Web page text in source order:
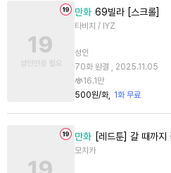
만화 69빌라 [스크롤]
타비치 / IYZ
성인
70화 완결 , 2025.11.05
16.1만
500원/화
1화 무료
만화 [레드툰] 갈 때까
모치카